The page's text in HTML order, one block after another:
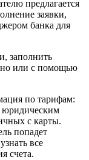
предлагается
заявки,
банка для
заполнить
или с помощью
по тарифам:
юридическим
с карты.
попадет
все
счета.